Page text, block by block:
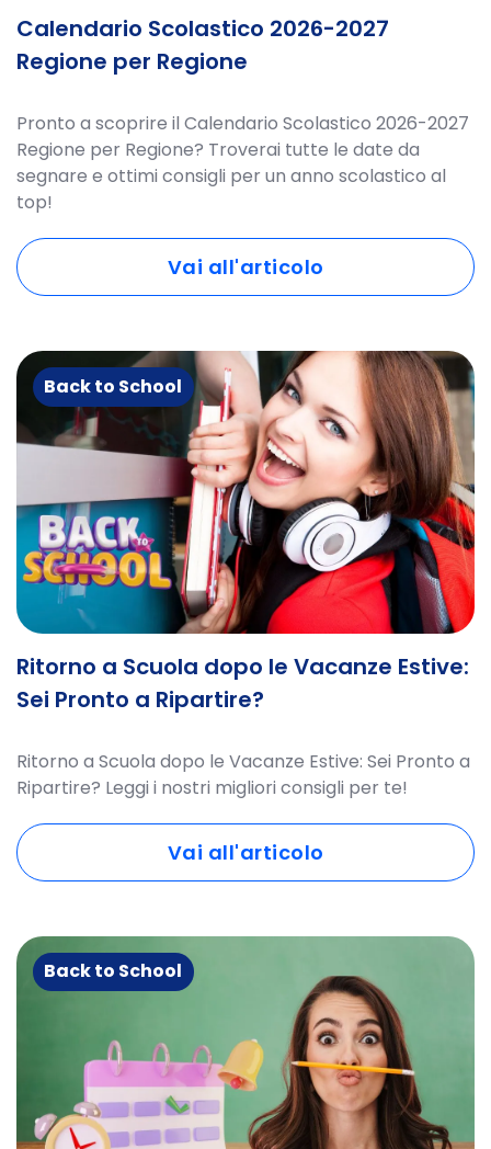
Calendario Scolastico 2026-2027
Regione per Regione
Pronto a scoprire il Calendario Scolastico 2026-2027
Regione per Regione? Troverai tutte le date da
segnare e ottimi consigli per un anno scolastico al
top!
Vai all'articolo
Back to School
Ritorno a Scuola dopo le Vacanze Estive:
Sei Pronto a Ripartire?
Ritorno a Scuola dopo le Vacanze Estive: Sei Pronto a
Ripartire? Leggi i nostri migliori consigli per te!
Vai all'articolo
Back to School